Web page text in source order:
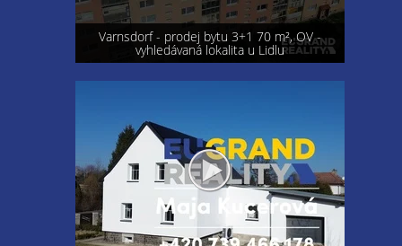
Varnsdorf - prodej bytu 3+1 70 m², OV -
vyhledávaná lokalita u Lidlu